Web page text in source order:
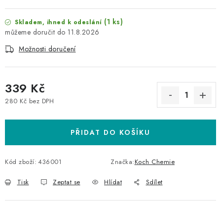
Skladem, ihned k odeslání (1 ks)
11.8.2026
Možnosti doručení
339 Kč
280 Kč bez DPH
PŘIDAT DO KOŠÍKU
Kód zboží: 436001 Značka:Koch Chemie
Tisk Zeptat se Hlídat Sdílet